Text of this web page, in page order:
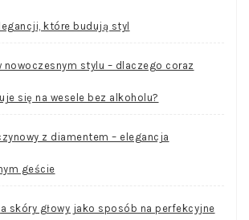
które budują styl
nowoczesnym stylu – dlaczego coraz
się na wesele bez alkoholu?
z diamentem – elegancja
geście
skóry głowy jako sposób na perfekcyjne